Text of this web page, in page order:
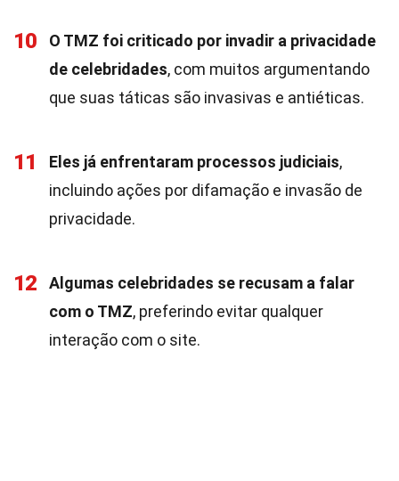
10
O TMZ foi criticado por invadir a privacidade
de celebridades, com muitos argumentando
que suas táticas são invasivas e antiéticas.
11 Eles já enfrentaram processos judiciais,
incluindo ações por difamação e invasão de
privacidade.
12
Algumas celebridades se recusam a falar
com o TMZ, preferindo evitar qualquer
interação com o site.